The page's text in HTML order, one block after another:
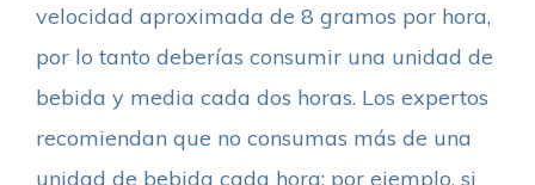
velocidad aproximada de 8 gramos por hora,
por lo tanto deberías consumir una unidad de
bebida y media cada dos horas. Los expertos
recomiendan que no consumas más de una
unidad de bebida cada hora: por ejemplo, si